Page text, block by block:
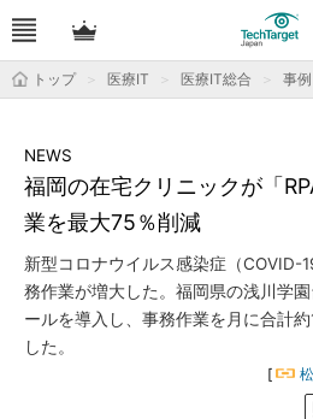
トップ 医療IT 医療IT総合 事例
福岡の在宅クリニックが「
業を最大75％削減
NEWS
新型コロナウイルス感染症（COVID-
務作業が増大した。福岡県の浅川学
ールを導入し、事務作業を月に合計
した。
[